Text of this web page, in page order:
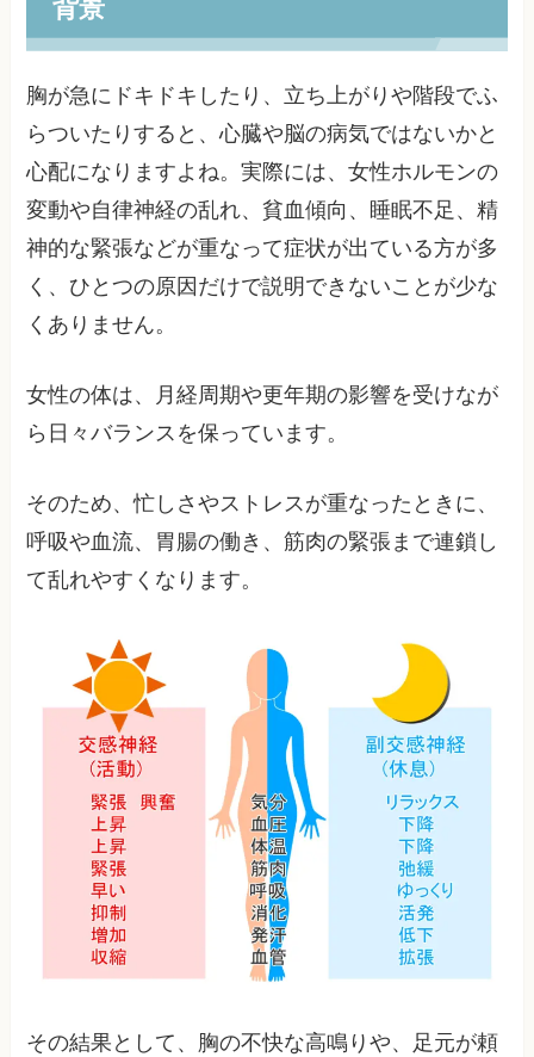
胸が急にドキドキしたり、立ち上がりや階段でふ
らついたりすると、心臓や脳の病気ではないかと
心配になりますよね。実際には、女性ホルモンの
変動や自律神経の乱れ、貧血傾向、睡眠不足、精
神的な緊張などが重なって症状が出ている方が多
く、ひとつの原因だけで説明できないことが少な
くありません。
女性の体は、月経周期や更年期の影響を受けなが
ら日々バランスを保っています。
そのため、忙しさやストレスが重なったときに、
呼吸や血流、胃腸の働き、筋肉の緊張まで連鎖し
て乱れやすくなります。
その結果として、胸の不快な高鳴りや、足元が頼